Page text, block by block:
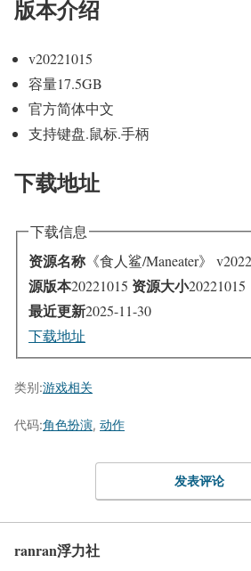
版本介绍
v20221015
容量17.5GB
官方简体中文
支持键盘.鼠标.手柄
下载地址
下载信息
资源名称 《食人鲨/Maneater》
源版本20221015 资源大小20221015
最近更新2025-11-30
下载地址
类别:游戏相关
代码:角色扮演, 动作
发表评论
ranran浮力社